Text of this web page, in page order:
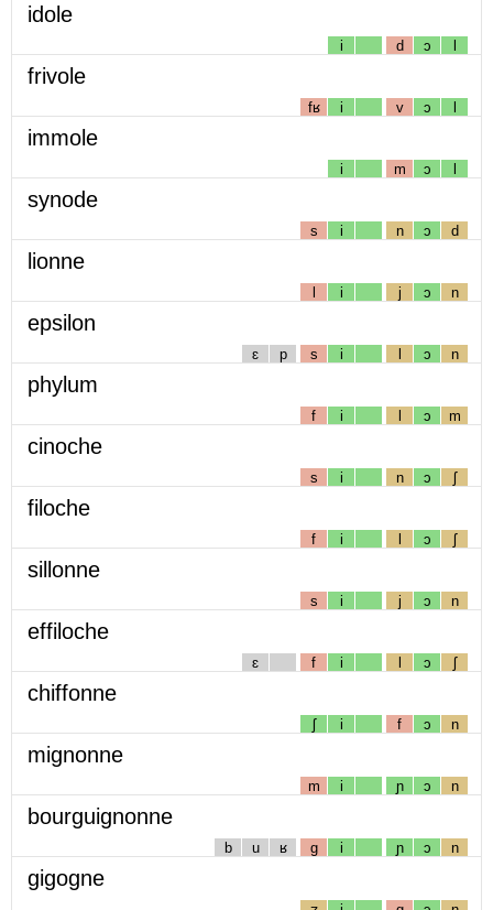
idole
i d ɔ l
frivole
fʁ i v ɔ l
immole
i m ɔ l
synode
s i n ɔ d
lionne
l i j ɔ n
epsilon
ɛ p s i l ɔ n
phylum
f i l ɔ m
cinoche
s i n ɔ ʃ
filoche
f i l ɔ ʃ
sillonne
s i j ɔ n
effiloche
ɛ f i l ɔ ʃ
chiffonne
ʃ i f ɔ n
mignonne
m i ɲ ɔ n
bourguignonne
b u ʁ g i ɲ ɔ n
gigogne